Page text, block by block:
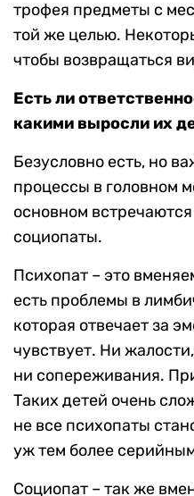
трофея предметы с
той же целью.
чтобы возвращаться
Есть ли
какими выросли их
Безусловно есть, но
процессы в головном
основном
социопаты.
Психопат – это
есть проблемы в
которая отвечает за
чувствует. Ни
ни сопереживания.
Таких детей очень
не все психопаты
уж тем более
Социопат – так же